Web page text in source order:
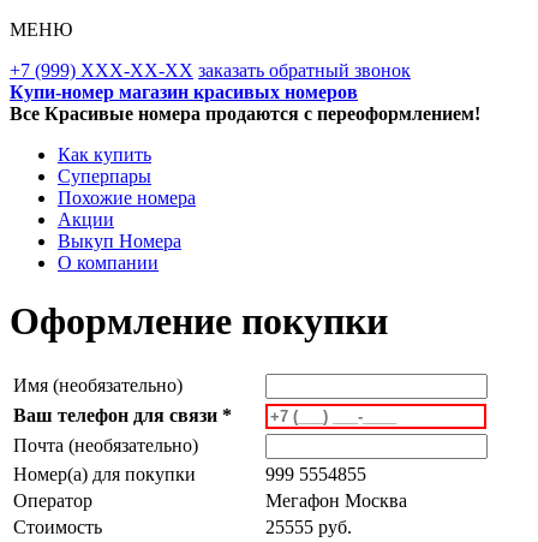
МЕНЮ
+7 (999) XXX-XX-XX заказать обратный звонок
Купи-номер магазин красивых номеров
Все Красивые номера продаются с переоформлением!
Как купить
Суперпары
Похожие номера
Акции
Выкуп Номера
О компании
Оформление покупки
Имя (необязательно)
Ваш телефон для связи *
Почта (необязательно)
Номер(а) для покупки
999 5554855
Оператор
Мегафон Москва
Стоимость
25555 руб.